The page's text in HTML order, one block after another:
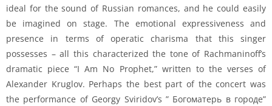
ideal for the sound of Russian romances, and he could easily
be imagined on stage. The emotional expressiveness and
presence in terms of operatic charisma that this singer
possesses – all this characterized the tone of Rachmaninoff’s
dramatic piece “I Am No Prophet,” written to the verses of
Alexander Kruglov. Perhaps the best part of the concert was
the performance of Georgy Sviridov’s ” Богоматерь в городе”